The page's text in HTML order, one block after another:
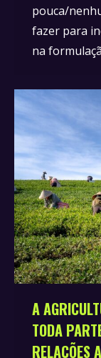
pouca/
fazer para
na
A
TODA
RELAÇÕES